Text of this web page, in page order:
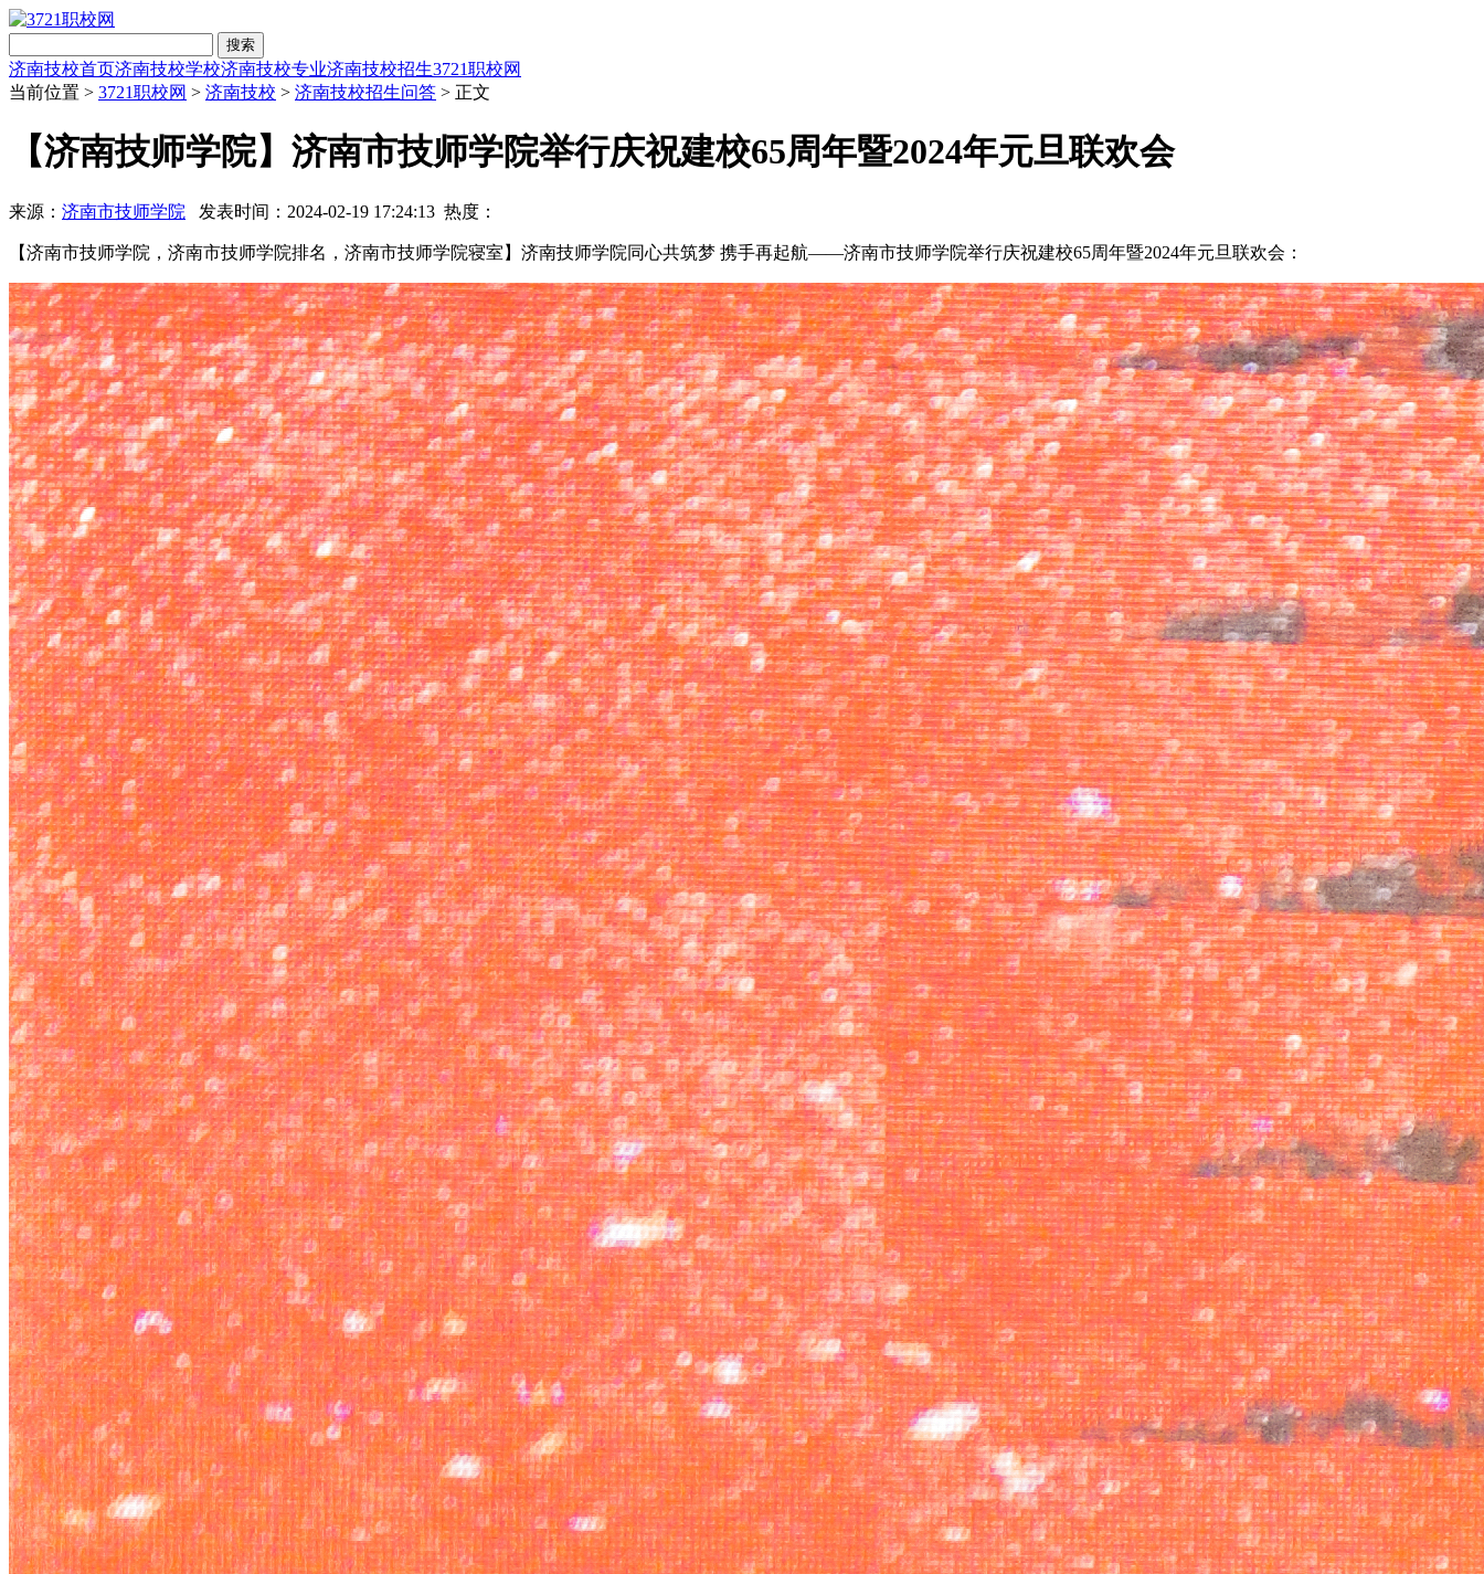
搜索
济南技校首页济南技校学校济南技校专业济南技校招生3721职校网
当前位置 > 3721职校网 > 济南技校 > 济南技校招生问答 > 正文
【济南技师学院】济南市技师学院举行庆祝建校65周年暨2024年元旦联欢会
来源： 济南市技师学院 发表时间：2024-02-19 17:24:13 热度：
【济南市技师学院，济南市技师学院排名，济南市技师学院寝室】济南技师学院同心共筑梦 携手再起航——济南市技师学院举行庆祝建校65周年暨2024年元旦联欢会：